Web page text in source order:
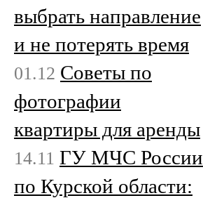
выбрать направление
и не потерять время
01.12 Советы по
фотографии
квартиры для аренды
14.11 ГУ МЧС России
по Курской области: